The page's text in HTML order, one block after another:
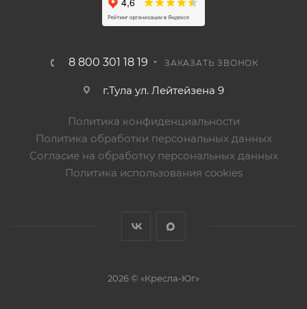
8 800 301 18 19 ЗАКАЗАТЬ ЗВОНОК
г.Тула ул. Лейтейзена 9
Политика конфиденциальности
Политика обработки персональных данных
Согласие на обработку персональных данных
Политика использования cookies
2026 © «Кресла-Юг»